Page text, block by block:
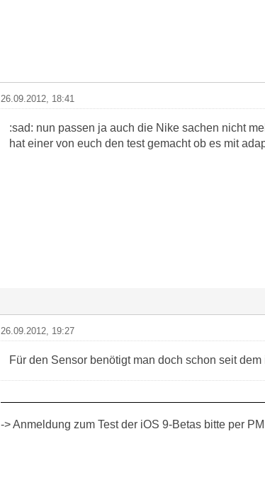
26.09.2012, 18:41
:sad: nun passen ja auch die Nike sachen nicht
hat einer von euch den test gemacht ob es mit
26.09.2012, 19:27
Für den Sensor benötigt man doch schon seit
-> Anmeldung zum Test der iOS 9-Betas bitte per